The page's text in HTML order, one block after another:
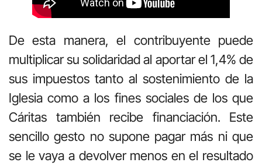
De esta manera, el contribuyente puede
multiplicar su solidaridad al aportar el 1,4% de
sus impuestos tanto al sostenimiento de la
Iglesia como a los fines sociales de los que
Cáritas también recibe financiación. Este
sencillo gesto no supone pagar más ni que
se le vaya a devolver menos en el resultado